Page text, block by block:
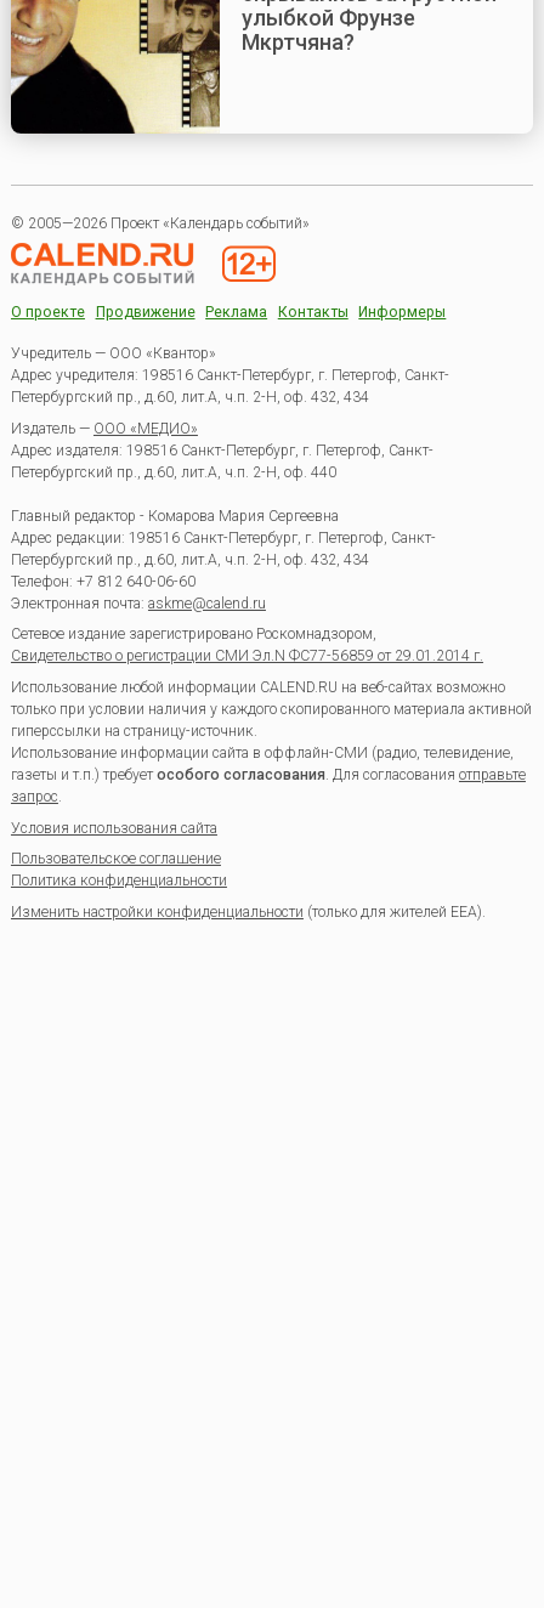
улыбкой Фрунзе
Мкртчяна?
© 2005—2026 Проект «Календарь событий»
О проекте Продвижение Реклама Контакты Информеры
Учредитель — ООО «Квантор»
Адрес учредителя: 198516 Санкт-Петербург, г. Петергоф, Санкт-
Петербургский пр., д.60, лит.А, ч.п. 2-Н, оф. 432, 434
Издатель — ООО «МЕДИО»
Адрес издателя: 198516 Санкт-Петербург, г. Петергоф, Санкт-
Петербургский пр., д.60, лит.А, ч.п. 2-Н, оф. 440
Главный редактор - Комарова Мария Сергеевна
Адрес редакции: 198516 Санкт-Петербург, г. Петергоф Санкт-
Петербургский пр., д.60, лит.А, ч.п. 2-Н, оф. 432, 434
Телефон: +7 812 640-06-60
Электронная почта: askme@calend.ru
Сетевое издание зарегистрировано Роскомнадзором,
Свидетельство о регистрации СМИ Эл.N ФС77-56859 от 29.01.2014 г.
Использование любой информации CALEND.RU на веб-сайтах возможно
только при условии наличия у каждого скопированного материала активной
гиперссылки на страницу-источник.
Использование информации сайта в оффлайн-СМИ (радио, телевидение,
газеты и т.п.) требуетособого согласования. Для согласования отправьте
запрос.
Условия использования сайта
Пользовательское соглашение
Политика конфиденциальности
Изменить настройки конфиденциальности (только для жителей EEA).